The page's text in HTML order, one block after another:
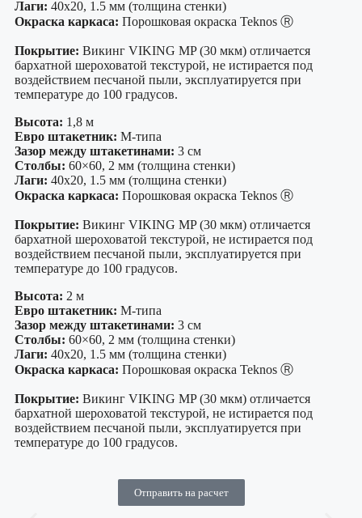
Лаги: 40х20, 1.5 мм (толщина стенки)
Окраска каркаса: Порошковая окраска Teknos Ⓡ
Покрытие: Викинг VIKING MP (30 мкм) отличается
бархатной шероховатой текстурой, не истирается под
воздействием песчаной пыли, эксплуатируется при
температуре до 100 градусов.
Высота: 1,8 м
Евро штакетник: М-типа
Зазор между штакетинами: 3 см
Столбы: 60×60, 2 мм (толщина стенки)
Лаги: 40х20, 1.5 мм (толщина стенки)
Окраска каркаса: Порошковая окраска Teknos Ⓡ
Покрытие: Викинг VIKING MP (30 мкм) отличается
бархатной шероховатой текстурой, не истирается под
воздействием песчаной пыли, эксплуатируется при
температуре до 100 градусов.
Высота: 2 м
Евро штакетник: М-типа
Зазор между штакетинами: 3 см
Столбы: 60×60, 2 мм (толщина стенки)
Лаги: 40х20, 1.5 мм (толщина стенки)
Окраска каркаса: Порошковая окраска Teknos Ⓡ
Покрытие: Викинг VIKING MP (30 мкм) отличается
бархатной шероховатой текстурой, не истирается под
воздействием песчаной пыли, эксплуатируется при
температуре до 100 градусов.
Отправить на расчет